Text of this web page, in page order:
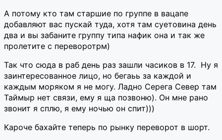
А потому кто там старшие по группе в вацапе
добавляют вас пускай туда, хотя там суетовина день
два и вы забаните группу типа нафик она и так же
пролетите с переворотрм)
Так что сюда в раб день раз зашли часиков в 17. Ну я
заинтересованное лицо, но бегаьь за каждой и
каждым моряком я не могу. Ладно Серега Север там
Таймыр нет связи, ему я ща позвоню). Он мне рано
звонит я сплю, я ему ночью он спит)))
Кароче бахайте теперь по рынку переворот в шорт.